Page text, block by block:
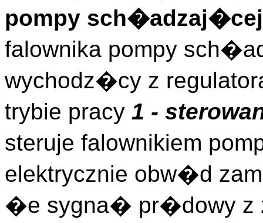
pompy
falownika pompy
wychodz�cy z
trybie pracy 1 -
steruje falownikiem
elektrycznie obw�d
�e sygna� pr�dowy z